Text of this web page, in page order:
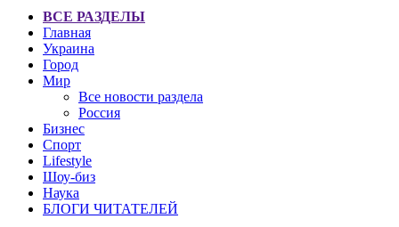
ВСЕ РАЗДЕЛЫ
Главная
Украина
Город
Мир
Все новости раздела
Россия
Бизнес
Спорт
Lifestyle
Шоу-биз
Наука
БЛОГИ ЧИТАТЕЛЕЙ